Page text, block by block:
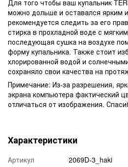
Для того чтобы ваш купальник
можно дольше и оставался ярким
рекомендуется следить за его
стирка в прохладной воде с
последующая сушка на воздухе
форму купальника. Также стоит
хлорированной водой и
сохраняло свои качества на
Примечание: Из-за разрешения,
экрана компьютера фактический
отличаться от изображения.
Характеристики
Артикул
2069D-3_haki